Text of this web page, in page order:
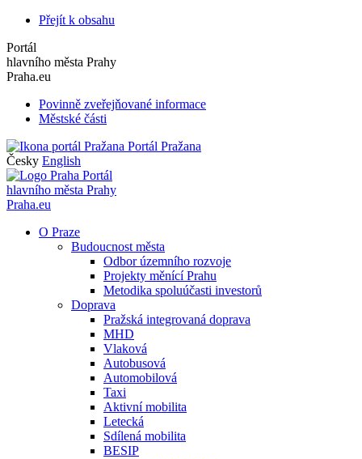
Přejít k obsahu
Portál
hlavního města Prahy
Praha.eu
Povinně zveřejňované informace
Městské části
Portál Pražana
Česky English
Portál
hlavního města Prahy
Praha.eu
O Praze
Budoucnost města
Odbor územního rozvoje
Projekty měnící Prahu
Metodika spoluúčasti investorů
Doprava
Pražská integrovaná doprava
MHD
Vlaková
Autobusová
Automobilová
Taxi
Aktivní mobilita
Letecká
Sdílená mobilita
BESIP